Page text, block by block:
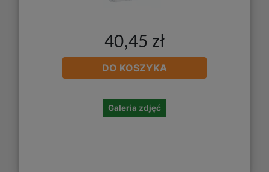
40,45 zł
DO KOSZYKA
Galeria zdjęć